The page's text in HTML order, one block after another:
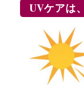
UVケアは